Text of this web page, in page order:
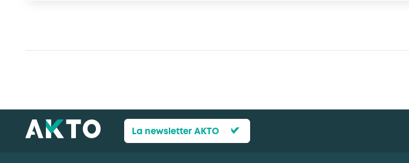
La newsletter AKTO